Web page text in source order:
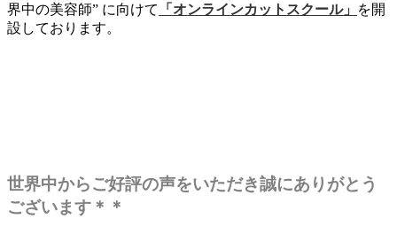
界中の美容師” に向けて
「オンラインカットスクール」
を開
設しております。
世界中からご好評の声をいただき誠にありがとう
ございます＊＊